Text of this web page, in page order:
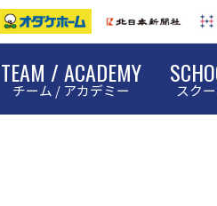
TEAM / ACADEMY
チーム / アカデミー スク